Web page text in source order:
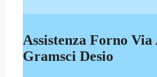
Assistenza Forno Via
Gramsci Desio